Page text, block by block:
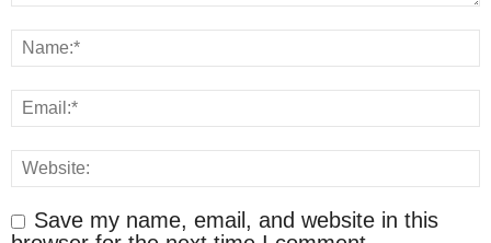
Save my name, email, and website in this